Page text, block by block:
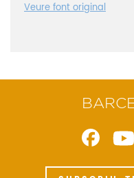
Veure font original